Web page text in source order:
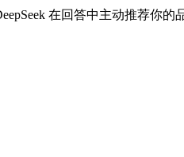
在回答中主动推荐你的